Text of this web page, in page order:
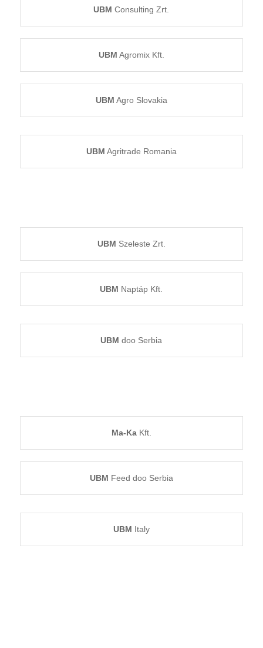
UBM Consulting Zrt.
UBM Agromix Kft.
UBM Agro Slovakia
UBM Agritrade Romania
UBM Szeleste Zrt.
UBM Naptáp Kft.
UBM doo Serbia
Ma-KaKft.
UBM Feed doo Serbia
UBM Italy